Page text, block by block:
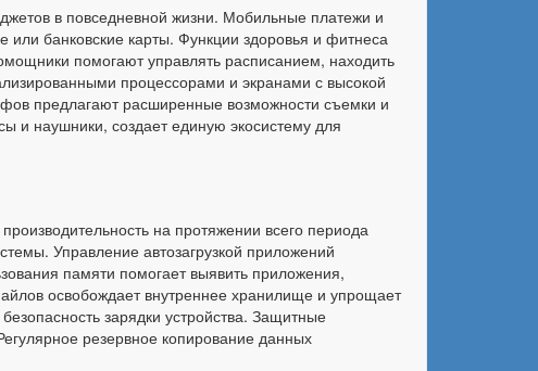
в повседневной жизни. Мобильные платежи и
банковские карты. Функции здоровья и фитнеса
помогают управлять расписанием, находить
процессорами и экранами с высокой
предлагают расширенные возможности съемки и
и наушники, создает единую экосистему для
на протяжении всего периода
Управление автозагрузкой приложений
памяти помогает выявить приложения,
освобождает внутреннее хранилище и упрощает
зарядки устройства. Защитные
резервное копирование данных